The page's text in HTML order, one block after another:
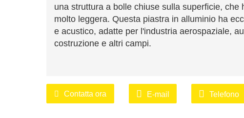
una struttura a bolle chiuse sulla superficie,
molto leggera. Questa piastra in alluminio ha
e acustico, adatte per l'industria aerospaziale,
costruzione e altri campi.
Contatta ora E-mail Telefono